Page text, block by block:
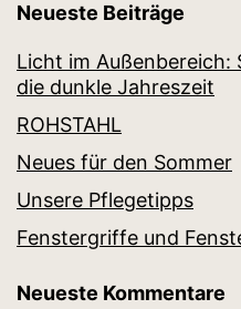
Neueste Beiträge
Licht im Außenbereich:
die dunkle Jahreszeit
ROHSTAHL
Neues für den Sommer
Unsere Pflegetipps
Fenstergriffe und
Neueste Kommentare